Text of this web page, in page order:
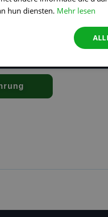
hun diensten. Mehr lesen